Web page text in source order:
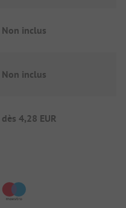
Non inclus
Non inclus
dès 4,28 EUR